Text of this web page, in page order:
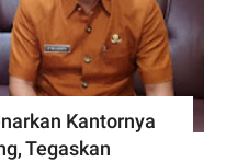
Kantornya
Tegaskan